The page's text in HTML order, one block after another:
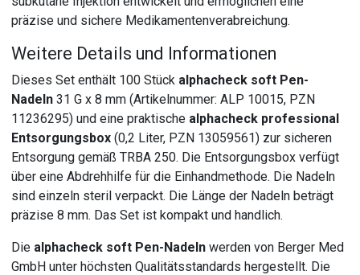
präzise und sichere Medikamentenverabreichung.
Weitere Details und Informationen
Dieses Set enthält 100 Stück alphacheck soft Pen-
Nadeln 31 G x 8 mm (Artikelnummer: ALP 10015, PZN
11236295) und eine praktische alphacheck professional
Entsorgungsbox (0,2 Liter, PZN 13059561) zur sicheren
Entsorgung gemäß TRBA 250. Die Entsorgungsbox verfügt
über eine Abdrehhilfe für die Einhandmethode. Die Nadeln
sind einzeln steril verpackt. Die Länge der Nadeln beträgt
präzise 8 mm. Das Set ist kompakt und handlich.
Die alphacheck soft Pen-Nadeln werden von Berger Med
GmbH unter höchsten Qualitätsstandards hergestellt. Die